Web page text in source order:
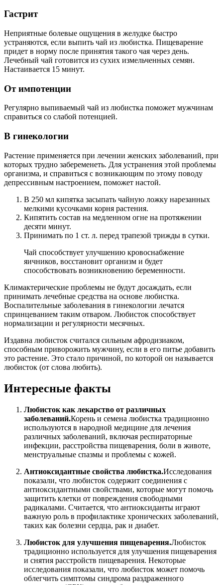
Гастрит
Неприятные болевые ощущения в желудке быстро
устраняются, если выпить чай из любистка. Пищеварение
придет в норму после принятия такого чая через день.
Лечебный чай готовится из сухих измельченных семян.
Настаивается 15 минут.
От импотенции
Регулярно выпиваемый чай из любистка поможет мужчинам
справиться со слабой потенцией.
В гинекологии
Растение применяется при лечении женских заболеваний, при
которых трудно забеременеть. Для устранения этой проблемы
организма, и справиться с возникающим по этому поводу
депрессивным настроением, поможет настой.
В 250 мл кипятка засыпать чайную ложку нарезанных
мелкими кусочками корня растения.
Кипятить состав на медленном огне на протяжении
десяти минут.
Принимать по 1 ст. л. перед трапезой трижды в сутки.
Чай способствует улучшению кровоснабжение
яичников, восстановит организм и будет
способствовать возникновению беременности.
Климактерические проблемы не будут досаждать, если
принимать лечебные средства на основе любистка.
Воспалительные заболевания в гинекологии лечатся
спринцеванием таким отваром. Любисток способствует
нормализации и регулярности месячных.
Издавна любисток считался сильным афродизиаком,
способным приворожить мужчину, если в его питье добавить
это растение. Это стало причиной, по которой он называется
любисток (от слова любить).
Интересные факты
Любисток как лекарство от различных
заболеваний.Корень и семена любистка традиционно
используются в народной медицине для лечения
различных заболеваний, включая респираторные
инфекции, расстройства пищеварения, боли в животе,
менструальные спазмы и проблемы с кожей.
Антиоксидантные свойства любистка.Исследования
показали, что любисток содержит соединения с
антиоксидантными свойствами, которые могут помочь
защитить клетки от повреждения свободными
радикалами. Считается, что антиоксиданты играют
важную роль в профилактике хронических заболеваний,
таких как болезни сердца, рак и диабет.
Любисток для улучшения пищеварения.Любисток
традиционно используется для улучшения пищеварения
и снятия расстройств пищеварения. Некоторые
исследования показали, что любисток может помочь
облегчить симптомы синдрома раздраженного